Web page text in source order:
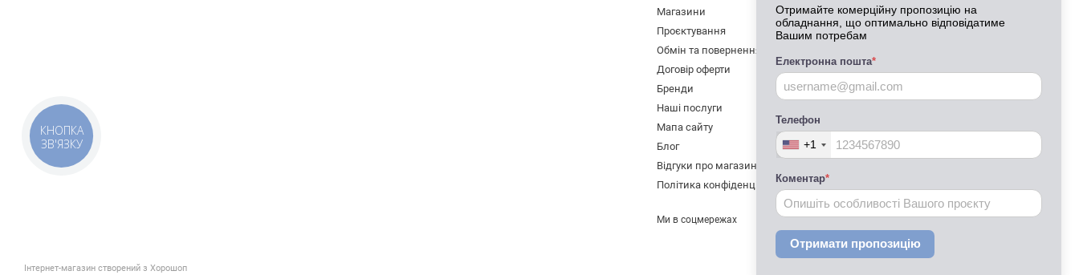
Інтернет-магазин створений з Хорошоп
Магазини
Проєктування
Обмін та повернення
Договір оферти
Бренди
Наші послуги
Мапа сайту
Блог
Відгуки про магазин
Політика конфіденційності
Ми в соцмережах
Telegram
igoruzhorod@gmail.com
Закарпатська область
м. Мукачево, вул. Данила Галицького,
17
м. Ужгород, вул. Карпатської України,
Мапа проїзду
Отримайте комерційну пропозицію на
обладнання, що оптимально відповідатиме
Вашим потребам
Електронна пошта*
Телефон
+1
Коментар*
Отримати пропозицію
КНОПКА
ЗВ'ЯЗКУ